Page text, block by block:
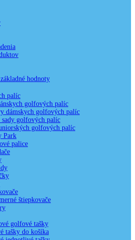
hodnoty
palíc
golfových palíc
dámskych golfových palíc
sady golfových palíc
golfových palíc
Park
palice
štiepkovače
golfové tašky
tašky do košíka